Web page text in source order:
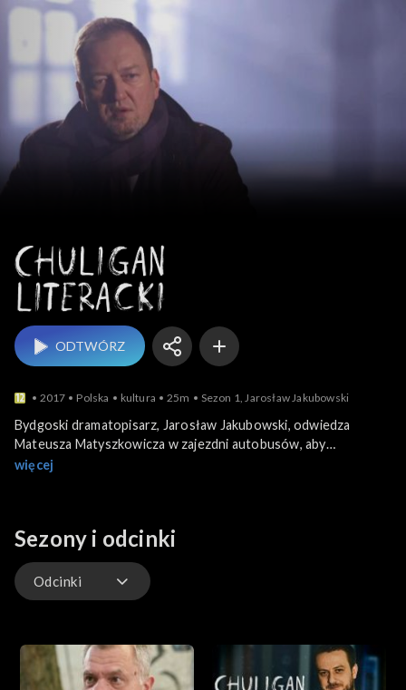
ODTWÓRZ
2017 Polska kultura 25m Sezon 1, Jarosław Jakubowski
Bydgoski dramatopisarz, Jarosław Jakubowski, odwiedza
Mateusza Matyszkowicza w zajezdni autobusów, aby
porozmawiać o Polsce po transformacji. Autor m.in. głośnego
artystów.
więcej
Sezony i odcinki
Odcinki